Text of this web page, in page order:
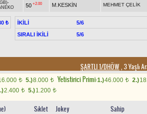
-
50 +2.00 M.KESKİN MEHMET ÇELİK
₺ İKİLİ 5/6
SIRALI İKİLİ
5/6
ŞARTLI 1/DHÖW, 3 Yaşlı
t 5.)8.000 t Yetistirici Primi:1.)46.000 t 2.)
2.400 t 5.)1.200 t
Sıklet Jokey Sahip